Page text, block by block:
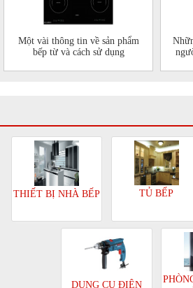
Một vài thông tin về sản phẩm
bếp từ và cách sử dụng
THIẾT BỊ NHÀ BẾP TỦ BẾP
DỤNG CỤ ĐIỆN